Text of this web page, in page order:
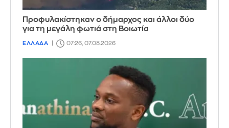
Προφυλακίστηκαν ο δήμαρχος και άλλοι δύο
για τη μεγάλη φωτιά στη Βοιωτία
ΕΛΛΑΔΑ 07:26, 07.08.2026